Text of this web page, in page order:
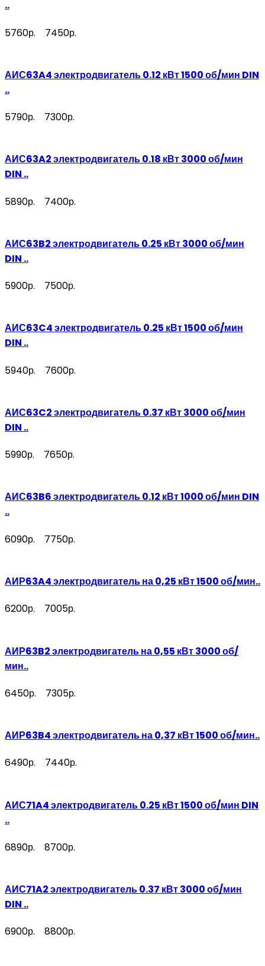
..
5760р. 7450р.
АИС63A4 электродвигатель 0.12 кВт 1500 об/мин DIN
..
5790р. 7300р.
АИС63A2 электродвигатель 0.18 кВт 3000 об/мин
DIN ..
5890р. 7400р.
АИС63B2 электродвигатель 0.25 кВт 3000 об/мин
DIN ..
5900р. 7500р.
АИС63C4 электродвигатель 0.25 кВт 1500 об/мин
DIN ..
5940р. 7600р.
АИС63C2 электродвигатель 0.37 кВт 3000 об/мин
DIN ..
5990р. 7650р.
АИС63B6 электродвигатель 0.12 кВт 1000 об/мин DIN
..
6090р. 7750р.
АИР63A4 электродвигатель на 0,25 кВт 1500 об/мин..
6200р. 7005р.
АИР63B2 электродвигатель на 0,55 кВт 3000 об/
мин..
6450р. 7305р.
АИР63B4 электродвигатель на 0,37 кВт 1500 об/мин..
6490р. 7440р.
АИС71A4 электродвигатель 0.25 кВт 1500 об/мин DIN
..
6890р. 8700р.
АИС71A2 электродвигатель 0.37 кВт 3000 об/мин
DIN ..
6900р. 8800р.